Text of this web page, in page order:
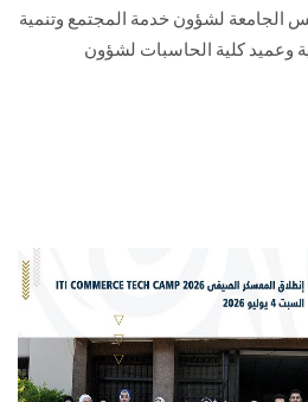
لشؤون خدمة المجتمع وتنمية
وعميد كلية الحاسبات لشؤون